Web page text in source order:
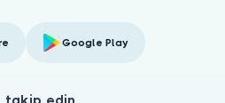
Google Play